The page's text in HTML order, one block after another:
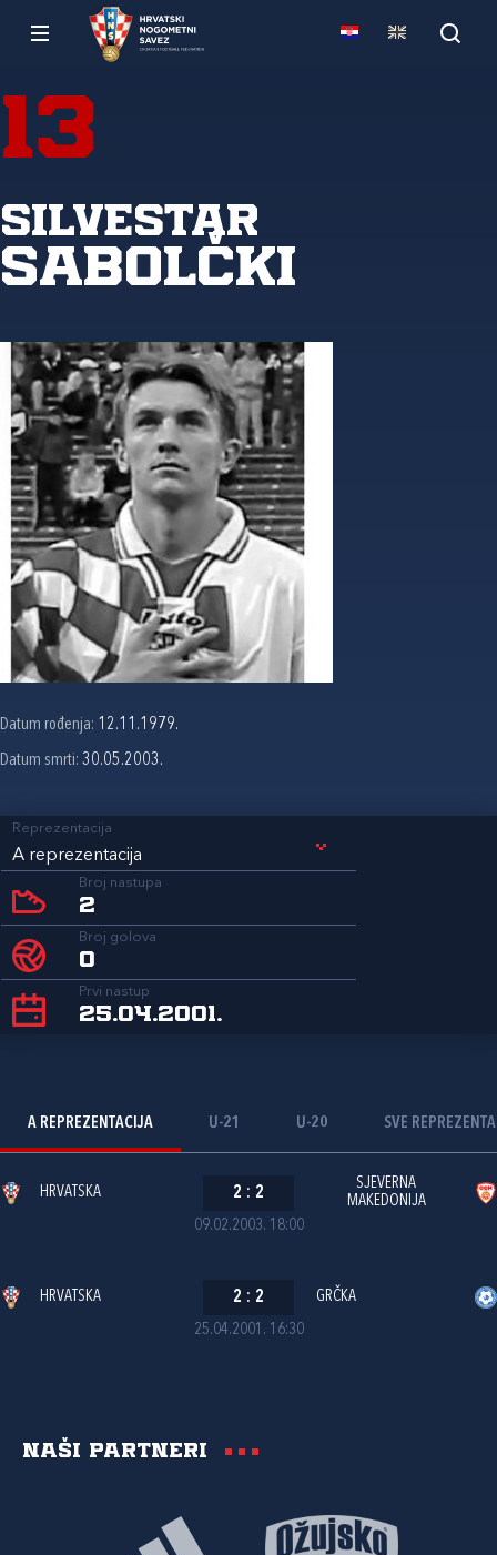
13
Silvestar
Sabolčki
Datum rođenja: 12.11.1979.
Datum smrti: 30.05.2003.
Reprezentacija
A reprezentacija
Broj nastupa
2
Broj golova
0
Prvi nastup
25.04.2001.
A REPREZENTACIJA U-21 U-20 SVE
09.02.2003. 18:00
HRVATSKA 2 : 2
SJEVERNA
MAKEDONIJA
25.04.2001. 16:30
HRVATSKA 2 : 2 GRČKA
Naši partneri